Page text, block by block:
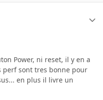
Power, ni reset, il y en a
perf sont tres bonne pour
en plus il livre un